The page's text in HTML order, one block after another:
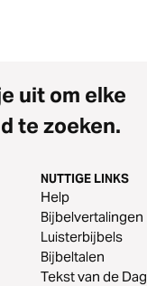
uit om elke
te zoeken.
NUTTIGE LINKS
Help
Bijbelvertalingen
Luisterbijbels
Bijbeltalen
Tekst van de Dag